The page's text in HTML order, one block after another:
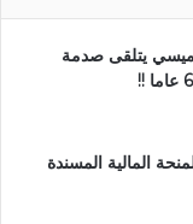
ميسي يتلقى صدمة
المالية المسندة